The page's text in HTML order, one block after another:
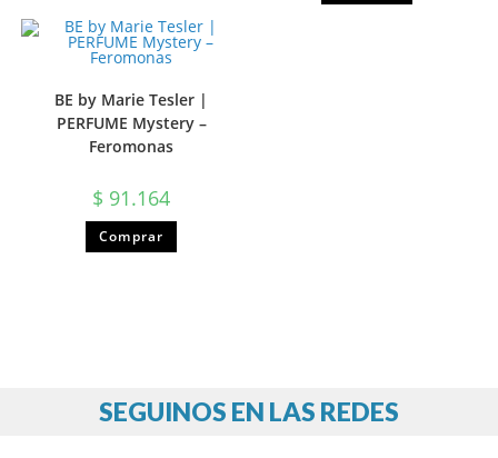
BE by Marie Tesler |
PERFUME Mystery –
Feromonas
$ 91.164
Comprar
SEGUINOS EN LAS REDES